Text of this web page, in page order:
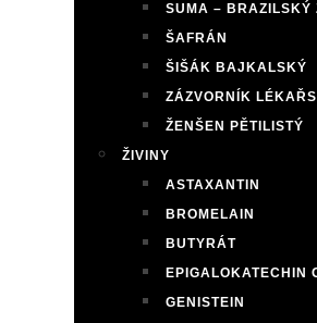
SUMA – BRAZILSKÝ
ŠAFRÁN
ŠIŠÁK BAJKALSKÝ
ZÁZVORNÍK
ŽENŠEN PĚTILISTÝ
ŽIVINY
ASTAXANTIN
BROMELAIN
BUTYRÁT
EPIGALOKATECHIN
GENISTEIN